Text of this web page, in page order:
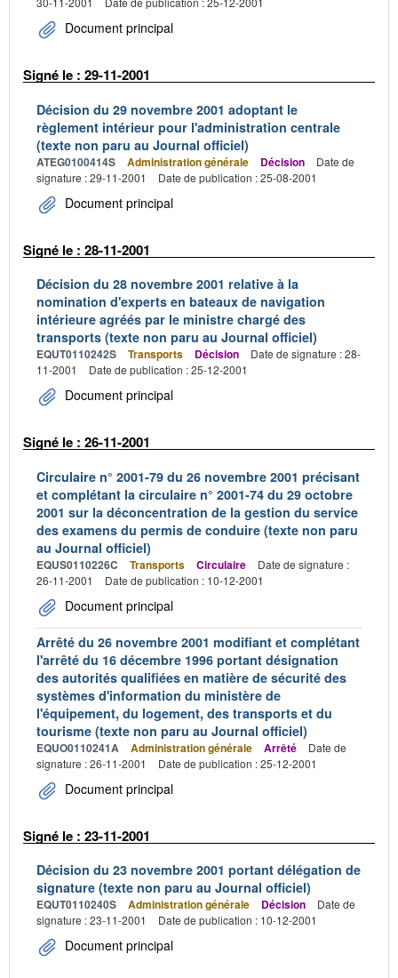
Document principal
Signé le : 29-11-2001
Décision du 29 novembre 2001 adoptant le
règlement intérieur pour l'administration centrale
(texte non paru au Journal officiel)
ATEG0100414S Administration générale Décision
Date de
signature : 29-11-2001
Date de publication : 25-08-2001
Document principal
Signé le : 28-11-2001
Décision du 28 novembre 2001 relative à la
nomination d'experts en bateaux de navigation
intérieure agréés par le ministre chargé des
transports (texte non paru au Journal officiel)
EQUT0110242S Transports Décision
Date de signature : 28-
11-2001
Date de publication : 25-12-2001
Document principal
Signé le : 26-11-2001
Circulaire n° 2001-79 du 26 novembre 2001 précisant
et complétant la circulaire n° 2001-74 du 29 octobre
2001 sur la déconcentration de la gestion du service
des examens du permis de conduire (texte non paru
au Journal officiel)
EQUS0110226C Transports Circulaire
Date de signature :
26-11-2001
Date de publication : 10-12-2001
Document principal
Arrêté du 26 novembre 2001 modifiant et complétant
l'arrêté du 16 décembre 1996 portant désignation
des autorités qualifiées en matière de sécurité des
systèmes d'information du ministère de
l'équipement, du logement, des transports et du
tourisme (texte non paru au Journal officiel)
EQUO0110241A Administration générale Arrêté
Date de
signature : 26-11-2001
Date de publication : 25-12-2001
Document principal
Signé le : 23-11-2001
Décision du 23 novembre 2001 portant délégation de
signature (texte non paru au Journal officiel)
EQUT0110240S Administration générale Décision
Date de
signature : 23-11-2001
Date de publication : 10-12-2001
Document principal